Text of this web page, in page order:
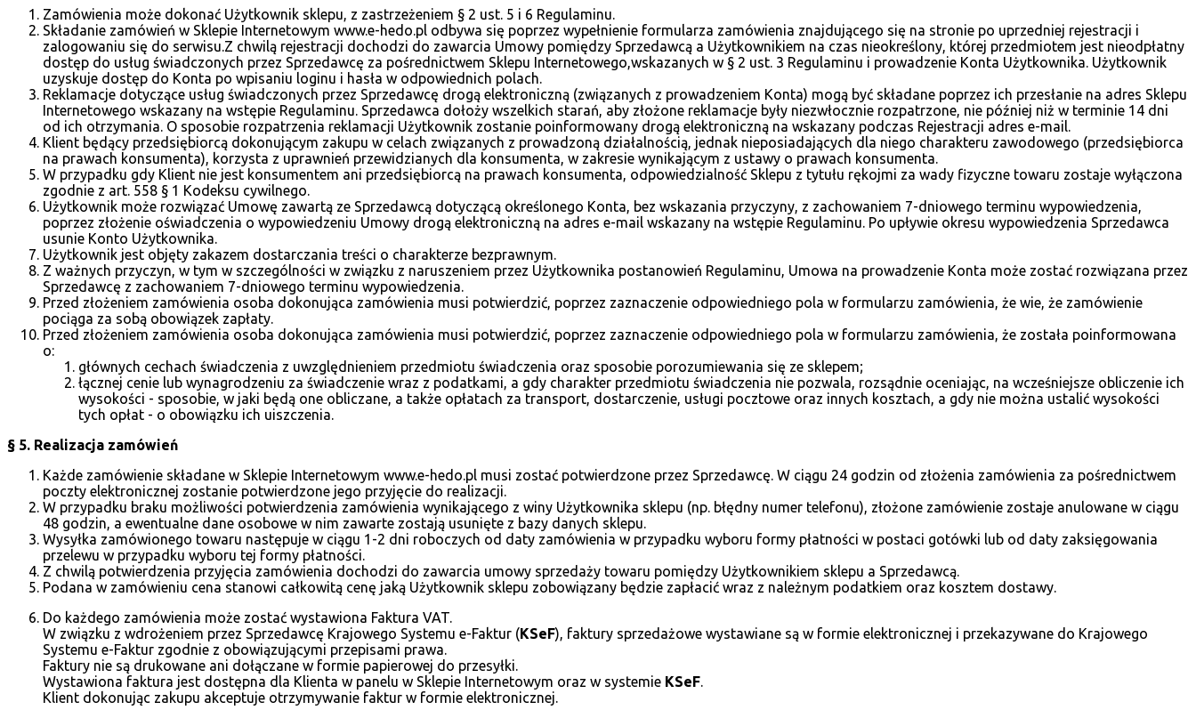
Zamówienia może dokonać Użytkownik sklepu, z zastrzeżeniem § 2 ust. 5 i 6 Regulaminu.
Składanie zamówień w Sklepie Internetowym www.e-hedo.pl odbywa się poprzez wypełnienie formularza zamówienia znajdującego się na stronie po uprzedniej rejestracji i
zalogowaniu się do serwisu.Z chwilą rejestracji dochodzi do zawarcia Umowy pomiędzy Sprzedawcą a Użytkownikiem na czas nieokreślony, której przedmiotem jest nieodpłatny
dostęp do usług świadczonych przez Sprzedawcę za pośrednictwem Sklepu Internetowego,wskazanych w § 2 ust. 3 Regulaminu i prowadzenie Konta Użytkownika. Użytkownik
uzyskuje dostęp do Konta po wpisaniu loginu i hasła w odpowiednich polach.
Reklamacje dotyczące usług świadczonych przez Sprzedawcę drogą elektroniczną (związanych z prowadzeniem Konta) mogą być składane poprzez ich przesłanie na adres Sklepu
Internetowego wskazany na wstępie Regulaminu. Sprzedawca dołoży wszelkich starań, aby złożone reklamacje były niezwłocznie rozpatrzone, nie później niż w terminie 14 dni
od ich otrzymania. O sposobie rozpatrzenia reklamacji Użytkownik zostanie poinformowany drogą elektroniczną na wskazany podczas Rejestracji adres e-mail.
Klient będący przedsiębiorcą dokonującym zakupu w celach związanych z prowadzoną działalnością, jednak nieposiadających dla niego charakteru zawodowego (przedsiębiorca
na prawach konsumenta), korzysta z uprawnień przewidzianych dla konsumenta, w zakresie wynikającym z ustawy o prawach konsumenta.
W przypadku gdy Klient nie jest konsumentem ani przedsiębiorcą na prawach konsumenta, odpowiedzialność Sklepu z tytułu rękojmi za wady fizyczne towaru zostaje wyłączona
zgodnie z art. 558 § 1 Kodeksu cywilnego.
Użytkownik może rozwiązać Umowę zawartą ze Sprzedawcą dotyczącą określonego Konta, bez wskazania przyczyny, z zachowaniem 7-dniowego terminu wypowiedzenia,
poprzez złożenie oświadczenia o wypowiedzeniu Umowy drogą elektroniczną na adres e-mail wskazany na wstępie Regulaminu. Po upływie okresu wypowiedzenia Sprzedawca
usunie Konto Użytkownika.
Użytkownik jest objęty zakazem dostarczania treści o charakterze bezprawnym.
Z ważnych przyczyn, w tym w szczególności w związku z naruszeniem przez Użytkownika postanowień Regulaminu, Umowa na prowadzenie Konta może zostać rozwiązana przez
Sprzedawcę z zachowaniem 7-dniowego terminu wypowiedzenia.
Przed złożeniem zamówienia osoba dokonująca zamówienia musi potwierdzić, poprzez zaznaczenie odpowiedniego pola w formularzu zamówienia, że wie, że zamówienie
pociąga za sobą obowiązek zapłaty.
Przed złożeniem zamówienia osoba dokonująca zamówienia musi potwierdzić, poprzez zaznaczenie odpowiedniego pola w formularzu zamówienia, że została poinformowana
o:
głównych cechach świadczenia z uwzględnieniem przedmiotu świadczenia oraz sposobie porozumiewania się ze sklepem;
łącznej cenie lub wynagrodzeniu za świadczenie wraz z podatkami, a gdy charakter przedmiotu świadczenia nie pozwala, rozsądnie oceniając, na wcześniejsze obliczenie ich
wysokości - sposobie, w jaki będą one obliczane, a także opłatach za transport, dostarczenie, usługi pocztowe oraz innych kosztach, a gdy nie można ustalić wysokości
tych opłat - o obowiązku ich uiszczenia.
§ 5. Realizacja zamówień
Każde zamówienie składane w Sklepie Internetowym www.e-hedo.pl musi zostać potwierdzone przez Sprzedawcę. W ciągu 24 godzin od złożenia zamówienia za pośrednictwem
poczty elektronicznej zostanie potwierdzone jego przyjęcie do realizacji.
W przypadku braku możliwości potwierdzenia zamówienia wynikającego z winy Użytkownika sklepu (np. błędny numer telefonu), złożone zamówienie zostaje anulowane w ciągu
48 godzin, a ewentualne dane osobowe w nim zawarte zostają usunięte z bazy danych sklepu.
Wysyłka zamówionego towaru następuje w ciągu 1-2 dni roboczych od daty zamówienia w przypadku wyboru formy płatności w postaci gotówki lub od daty zaksięgowania
przelewu w przypadku wyboru tej formy płatności.
Z chwilą potwierdzenia przyjęcia zamówienia dochodzi do zawarcia umowy sprzedaży towaru pomiędzy Użytkownikiem sklepu a Sprzedawcą.
Podana w zamówieniu cena stanowi całkowitą cenę jaką Użytkownik sklepu zobowiązany będzie zapłacić wraz z należnym podatkiem oraz kosztem dostawy.
Do każdego zamówienia może zostać wystawiona Faktura VAT.
W związku z wdrożeniem przez Sprzedawcę Krajowego Systemu e-Faktur (KSeF), faktury sprzedażowe wystawiane są w formie elektronicznej i przekazywane do Krajowego
Systemu e-Faktur zgodnie z obowiązującymi przepisami prawa.
Faktury nie są drukowane ani dołączane w formie papierowej do przesyłki.
Wystawiona faktura jest dostępna dla Klienta w panelu w Sklepie Internetowym oraz w systemie KSeF.
Klient dokonując zakupu akceptuje otrzymywanie faktur w formie elektronicznej.